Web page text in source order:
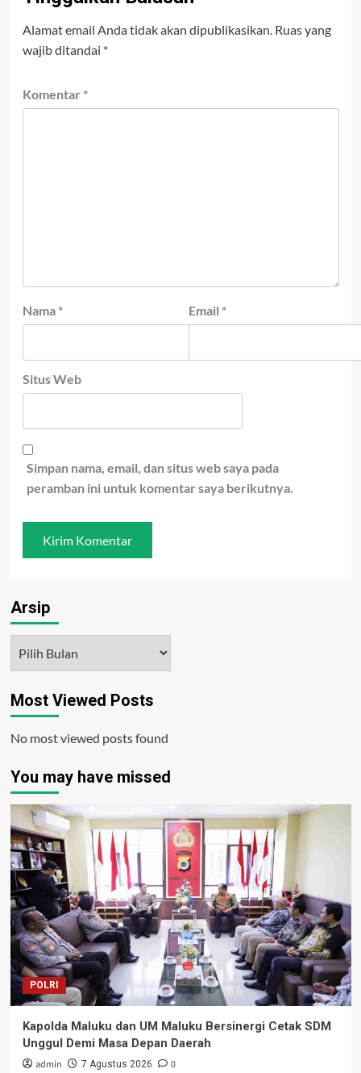
Alamat email Anda tidak akan dipublikasikan. Ruas yang
wajib ditandai *
Komentar *
Nama * Email *
Situs Web
Simpan nama, email, dan situs web saya pada
peramban ini untuk komentar saya berikutnya.
Arsip
Most Viewed Posts
No most viewed posts found
You may have missed
POLRI
Kapolda Maluku dan UM Maluku Bersinergi Cetak SDM
Unggul Demi Masa Depan Daerah
admin 7 Agustus 2026 0